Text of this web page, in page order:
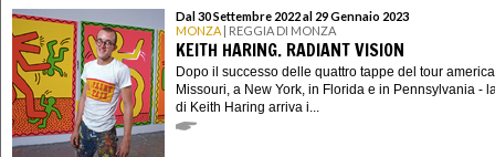
Dal 30 Settembre 2022 al 29 Gennaio 2023
MONZA | REGGIA DI MONZA
KEITH HARING. RADIANT VISION
Dopo il successo delle quattro tappe del tour
Missouri, a New York, in Florida e in Pennsylvania -
di Keith Haring arriva i...